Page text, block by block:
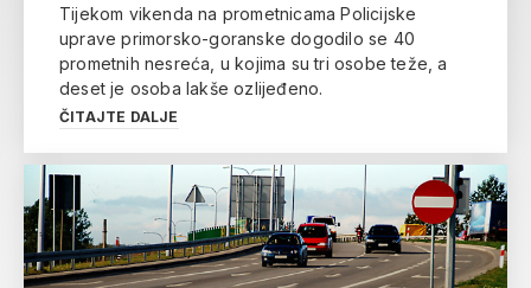
Tijekom vikenda na prometnicama Policijske
uprave primorsko-goranske dogodilo se 40
prometnih nesreća, u kojima su tri osobe teže, a
deset je osoba lakše ozlijeđeno.
ČITAJTE DALJE